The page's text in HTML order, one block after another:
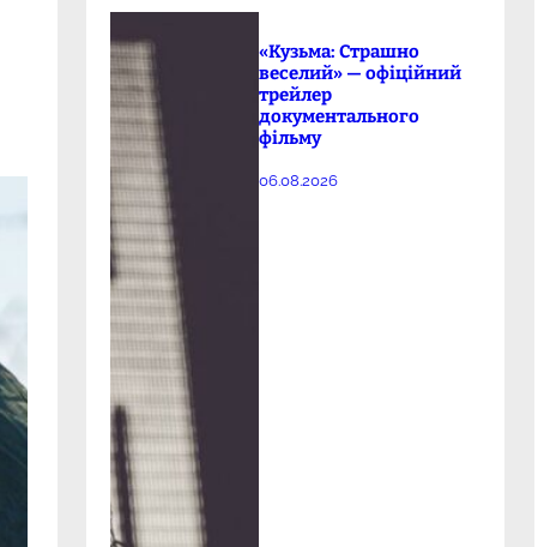
«Кузьма: Страшно
веселий» — офіційний
трейлер
документального
фільму
06.08.2026